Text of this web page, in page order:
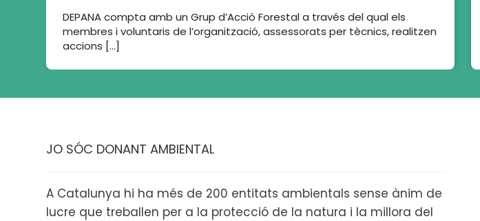
DEPANA compta amb un Grup d’Acció Forestal a través del qual els
membres i voluntaris de l’organització, assessorats per tècnics, realitzen
accions […]
JO SÓC DONANT AMBIENTAL
A Catalunya hi ha més de 200 entitats ambientals sense ànim de
lucre que treballen per a la protecció de la natura i la millora del